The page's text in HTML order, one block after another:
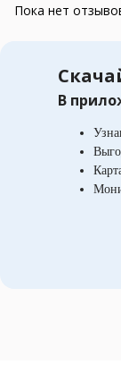
Пока нет
В